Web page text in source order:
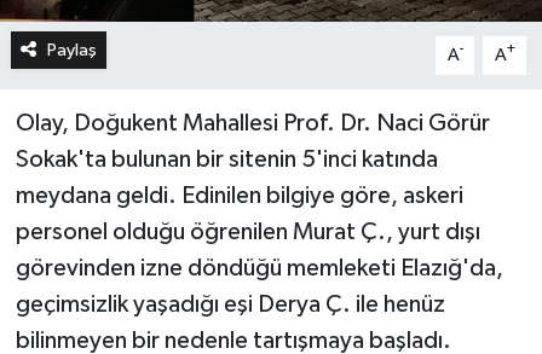
Paylaş A- A+
Olay, Doğukent Mahallesi Prof. Dr. Naci Görür
Sokak'ta bulunan bir sitenin 5'inci katında
meydana geldi. Edinilen bilgiye göre, askeri
personel olduğu öğrenilen Murat Ç., yurt dışı
görevinden izne döndüğü memleketi Elazığ'da,
geçimsizlik yaşadığı eşi Derya Ç. ile henüz
bilinmeyen bir nedenle tartışmaya başladı.